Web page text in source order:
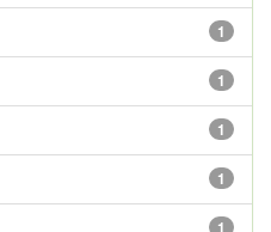
1
1
1
1
1